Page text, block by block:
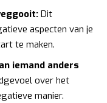
Dit
aspecten van je
te maken.
iemand anders
over het
manier.